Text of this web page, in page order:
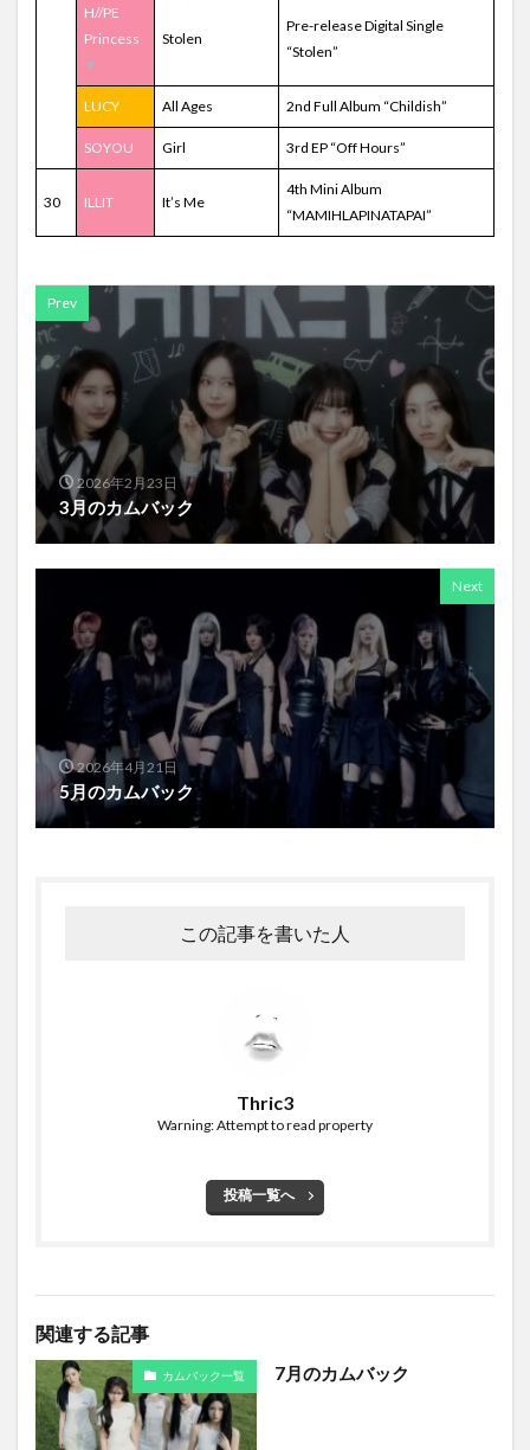
H//PE
Princess
▼
Stolen
Pre-release Digital Single
“Stolen”
LUCY All Ages 2nd Full Album “Childish”
SOYOU Girl 3rd EP “Off Hours”
30 ILLIT It’s Me
4th Mini Album
“MAMIHLAPINATAPAI”
Prev
2026年2月23日
3月のカムバック
Next
2026年4月21日
5月のカムバック
この記事を書いた人
Thric3
Warning: Attempt to read property
投稿一覧へ
関連する記事
カムバック一覧 7月のカムバック